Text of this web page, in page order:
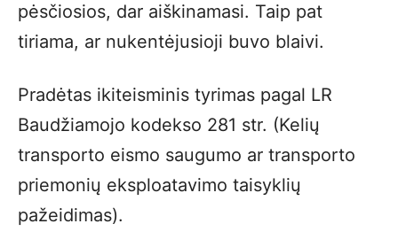
pėsčiosios, dar aiškinamasi. Taip pat
tiriama, ar nukentėjusioji buvo blaivi.
Pradėtas ikiteisminis tyrimas pagal LR
Baudžiamojo kodekso 281 str. (Kelių
transporto eismo saugumo ar transporto
priemonių eksploatavimo taisyklių
pažeidimas).